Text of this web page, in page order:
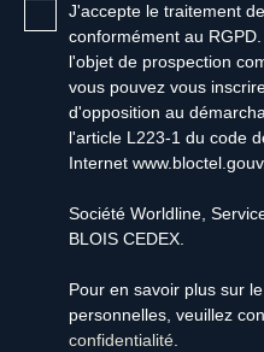
J'accepte le traitement
conformément au
l'objet de prospection
vous pouvez vous
d'opposition au
l'article L223-1 du code
Internet
Société Worldline,
BLOIS CEDEX.
Pour en savoir plus sur
personnelles, veuillez
confidentialité.